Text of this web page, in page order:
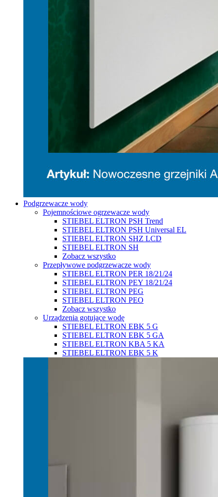
Podgrzewacze wody
Pojemnościowe ogrzewacze wody
STIEBEL ELTRON PSH Trend
STIEBEL ELTRON PSH Universal EL
STIEBEL ELTRON SHZ LCD
STIEBEL ELTRON SH
Zobacz wszystko
Przepływowe podgrzewacze wody
STIEBEL ELTRON PER 18/21/24
STIEBEL ELTRON PEY 18/21/24
STIEBEL ELTRON PEG
STIEBEL ELTRON PEO
Zobacz wszystko
Urządzenia gotujące wodę
STIEBEL ELTRON EBK 5 G
STIEBEL ELTRON EBK 5 GA
STIEBEL ELTRON KBA 5 KA
STIEBEL ELTRON EBK 5 K